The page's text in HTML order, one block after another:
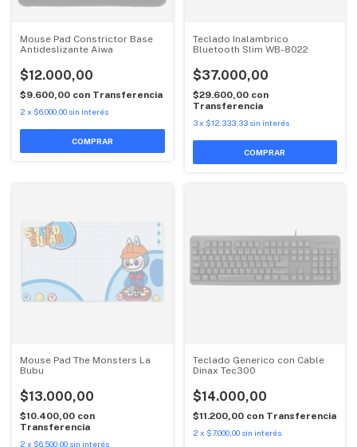
Mouse Pad Constrictor Base
Antideslizante Aiwa
$12.000,00
$9.600,00 con Transferencia
2 x $6.000,00 sin interés
Teclado Inalambrico
Bluetooth Slim WB-8022
$37.000,00
$29.600,00 con
Transferencia
3 x $12.333,33 sin interés
Mouse Pad The Monsters La
Bubu
$13.000,00
$10.400,00 con
Transferencia
2 x $6.500,00 sin interés
Teclado Generico con Cable
Dinax Tec300
$14.000,00
$11.200,00 con Transferencia
2 x $7.000,00 sin interés